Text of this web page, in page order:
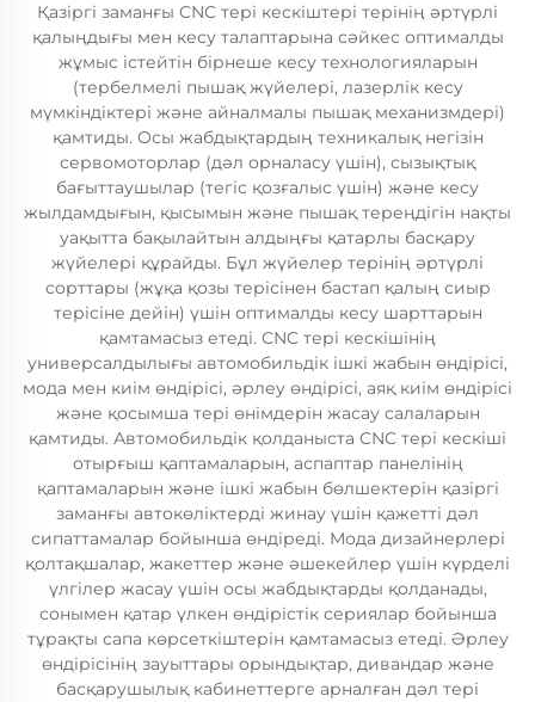
Қазіргі заманғы CNC тері кескіштері терінің әртүрлі
қалыңдығы мен кесу талаптарына сәйкес оптималды
жұмыс істейтін бірнеше кесу технологияларын
(тербелмелі пышақ жүйелері, лазерлік кесу
мүмкіндіктері және айналмалы пышақ механизмдері)
қамтиды. Осы жабдықтардың техникалық негізін
сервомоторлар (дәл орналасу үшін), сызықтық
бағыттаушылар (тегіс қозғалыс үшін) және кесу
жылдамдығын, қысымын және пышақ тереңдігін нақты
уақытта бақылайтын алдыңғы қатарлы басқару
жүйелері құрайды. Бұл жүйелер терінің әртүрлі
сорттары (жұқа қозы терісінен бастап қалың сиыр
терісіне дейін) үшін оптималды кесу шарттарын
қамтамасыз етеді. CNC тері кескішінің
универсалдылығы автомобильдік ішкі жабын өндірісі,
мода мен киім өндірісі, әрлеу өндірісі, аяқ киім өндірісі
және қосымша тері өнімдерін жасау салаларын
қамтиды. Автомобильдік қолданыста CNC тері кескіші
отырғыш қаптамаларын, аспаптар панелінің
қаптамаларын және ішкі жабын бөлшектерін қазіргі
заманғы автокөліктерді жинау үшін қажетті дәл
сипаттамалар бойынша өндіреді. Мода дизайнерлері
қолтақшалар, жакеттер және әшекейлер үшін күрделі
үлгілер жасау үшін осы жабдықтарды қолданады,
сонымен қатар үлкен өндірістік сериялар бойынша
тұрақты сапа көрсеткіштерін қамтамасыз етеді. Әрлеу
өндірісінің зауыттары орындықтар, дивандар және
басқарушылық кабинеттерге арналған дәл тері